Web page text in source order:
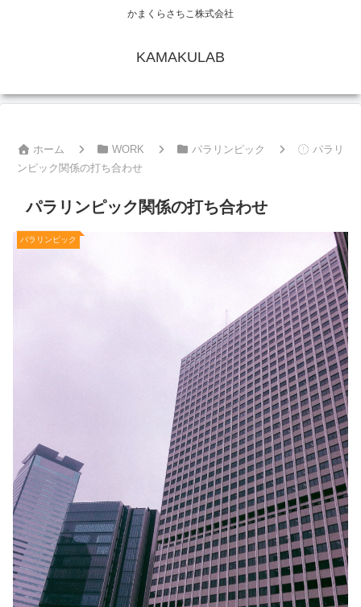
かまくらさちこ株式会社
KAMAKULAB
ホーム WORK パラリンピック
パラリ
ンピック関係の打ち合わせ
パラリンピック関係の打ち合わせ
パラリンピック